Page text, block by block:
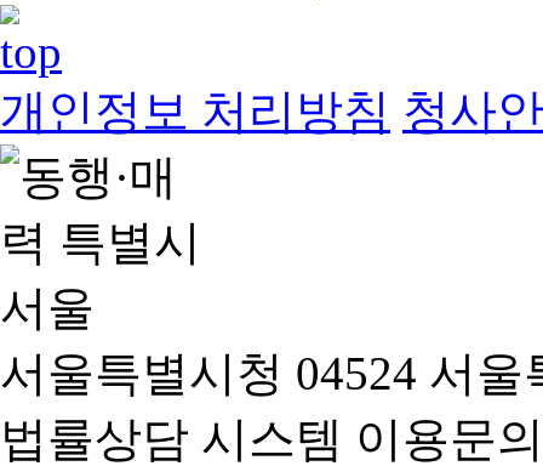
개인정보 처리방침 청사
서울특별시청 04524 서
법률상담 시스템 이용문